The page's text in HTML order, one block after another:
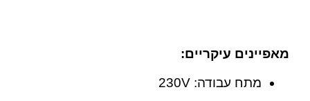
מאפיינים עיקריים:
מתח עבודה: ‎230V